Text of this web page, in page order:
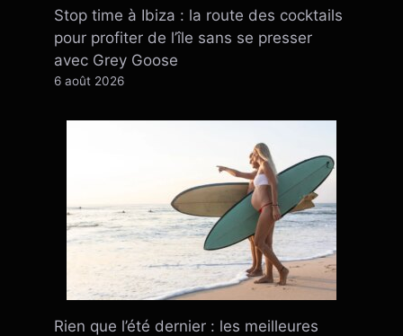
Stop time à Ibiza : la route des cocktails
pour profiter de l’île sans se presser
avec Grey Goose
6 août 2026
Rien que l’été dernier : ​​les meilleures